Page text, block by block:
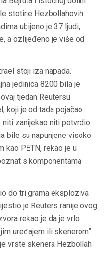
stotine Hezbollahovih
ubijeno je 37 ljudi,
a ozlijeđeno je više od
stoji iza napada.
jedinica 8200 bila je
tjedan Reutersu
koji je od tada pojačao
niti zanijekao niti potvrdio
bile su napunjene visoko
PETN, rekao je u
s komponentama
do tri grama eksploziva
je Reuters ranije ovog
rekao je da je vrlo
uređajem ili skenerom”.
vrste skenera Hezbollah